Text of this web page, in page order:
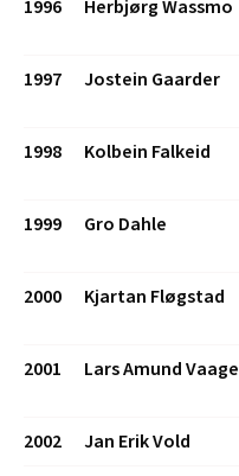
1996 Herbjørg Wassmo
1997 Jostein Gaarder
1998 Kolbein Falkeid
1999 Gro Dahle
2000 Kjartan Fløgstad
2001 Lars Amund Vaage
2002
Jan Erik Vold